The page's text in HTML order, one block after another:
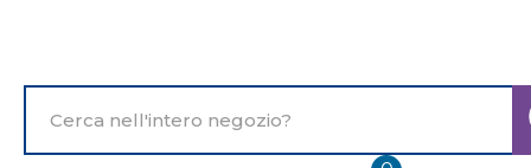
principale
Prodotto